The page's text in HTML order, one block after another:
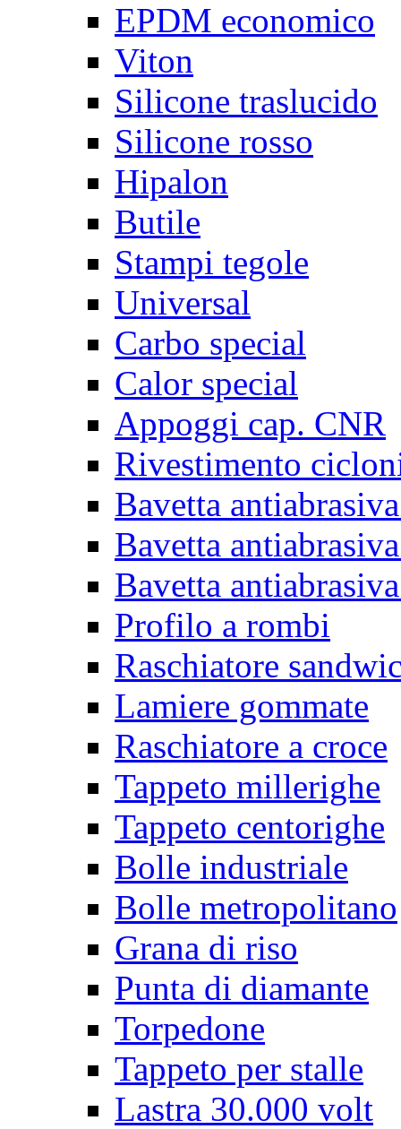
EPDM economico
Viton
Silicone traslucido
Silicone rosso
Hipalon
Butile
Stampi tegole
Universal
Carbo special
Calor special
Appoggi cap. CNR
Rivestimento
Bavetta
Bavetta
Bavetta
Profilo a rombi
Raschiatore
Lamiere gommate
Raschiatore a croce
Tappeto millerighe
Tappeto centorighe
Bolle industriale
Bolle metropolitano
Grana di riso
Punta di diamante
Torpedone
Tappeto per stalle
Lastra 30.000 volt